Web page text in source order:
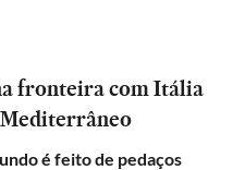
fronteira com Itália
é feito de pedaços